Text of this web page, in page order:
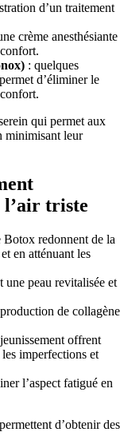
d’un traitement
crème anesthésiante
: quelques
d’éliminer le
qui permet aux
minimisant leur
l’air triste
Botox redonnent de la
en atténuant les
peau revitalisée et
de collagène
offrent
imperfections et
l’aspect fatigué en
d’obtenir des